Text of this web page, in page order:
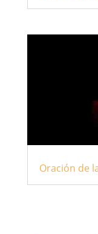
Oración de